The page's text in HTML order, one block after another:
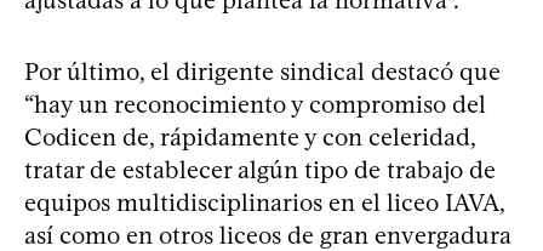
Por último, el dirigente sindical destacó que
“hay un reconocimiento y compromiso del
Codicen de, rápidamente y con celeridad,
tratar de establecer algún tipo de trabajo de
equipos multidisciplinarios en el liceo IAVA,
así como en otros liceos de gran envergadura